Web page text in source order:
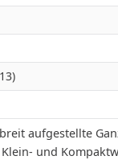
aufgestellte
und